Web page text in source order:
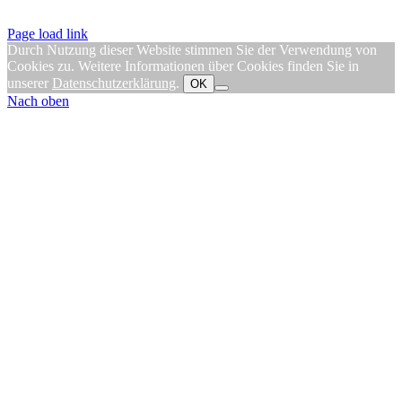
Page load link
Durch Nutzung dieser Website stimmen Sie der Verwendung von
Cookies zu. Weitere Informationen über Cookies finden Sie in
unserer Datenschutzerklärung. OK
Nach oben